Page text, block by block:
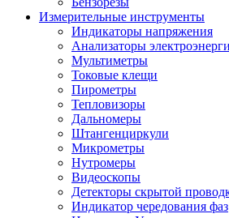
Измерительные инструменты
Индикаторы напряжения
Анализаторы
Мультиметры
Токовые клещи
Пирометры
Тепловизоры
Дальномеры
Штангенциркули
Микрометры
Нутромеры
Видеоскопы
Детекторы скрытой
Индикатор чередования фаз